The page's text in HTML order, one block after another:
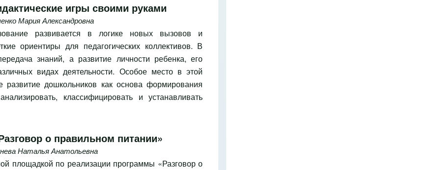
игры своими руками
Мария Александровна
развивается в логике новых вызовов и
ориентиры для педагогических коллективов. В
знаний, а развитие личности ребенка, его
видах деятельности. Особое место в этой
развитие дошкольников как основа формирования
классифицировать и устанавливать
о правильном питании»
Наталья Анатольевна
площадкой по реализации программы «Разговор о